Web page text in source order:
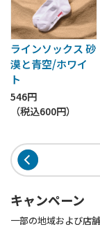
ラインソックス 砂
漠と青空/ホワイ
ト
546円
（税込600円）
キャンペーン
一部の地域および店